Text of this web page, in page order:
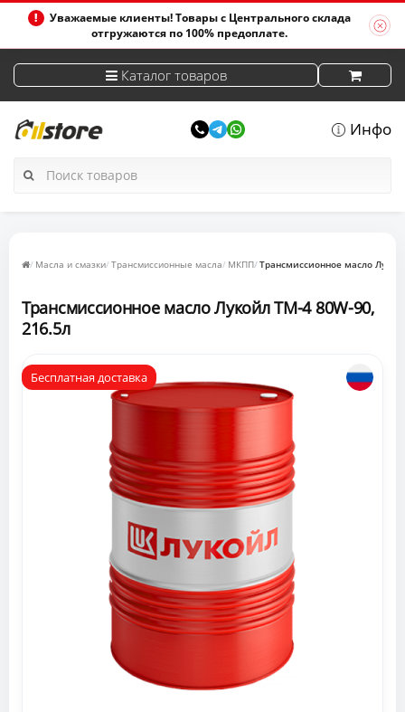
Уважаемые клиенты! Товары с Центрального склада
отгружаются по 100% предоплате.
Каталог товаров
Инфо
Масла и смазки Трансмиссионные масла МКПП Трансмиссионное масло
Трансмиссионное масло Лукойл ТМ-4 80W-90,
216.5л
Бесплатная доставка